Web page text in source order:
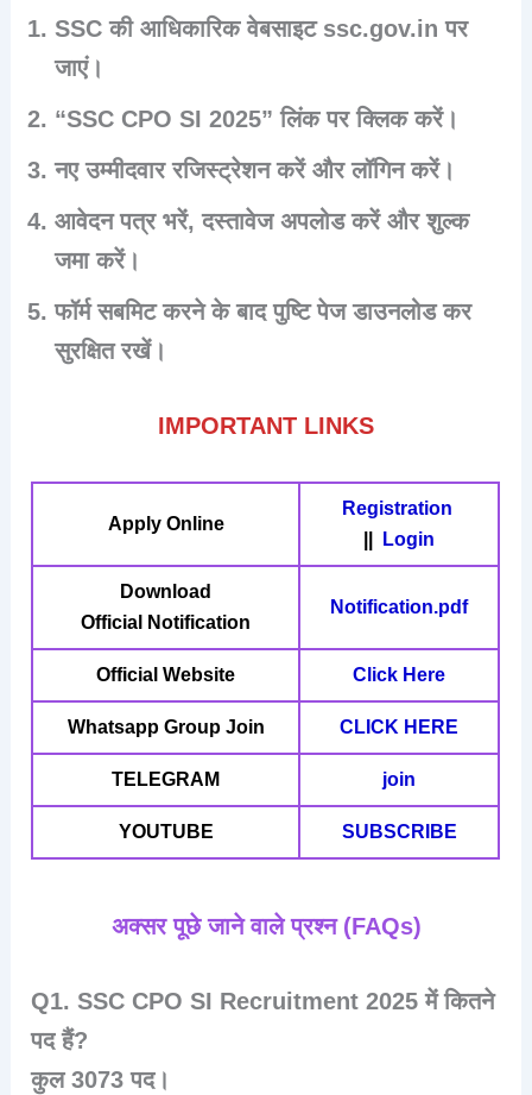
SSC की आधिकारिक वेबसाइट ssc.gov.in पर
जाएं।
“SSC CPO SI 2025” लिंक पर क्लिक करें।
नए उम्मीदवार रजिस्ट्रेशन करें और लॉगिन करें।
आवेदन पत्र भरें, दस्तावेज अपलोड करें और शुल्क
जमा करें।
फॉर्म सबमिट करने के बाद पुष्टि पेज डाउनलोड कर
सुरक्षित रखें।
IMPORTANT LINKS
Apply Online
Registration
Login
Download
Official Notification
Notification.pdf
Official Website Click Here
Whatsapp Group Join CLICK HERE
TELEGRAM join
YOUTUBE SUBSCRIBE
अक्सर पूछे जाने वाले प्रश्न (FAQs)
Q1. SSC CPO SI Recruitment 2025 में कितने
पद हैं?
कुल 3073 पद।